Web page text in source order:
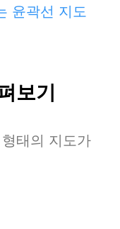
윤곽선 지도
보기
태의 지도가